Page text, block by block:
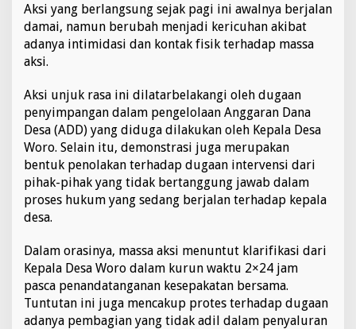
s
w
a
n
P
m
u
d
a
D
e
W
o
r
o
B
e
Aksi yang berlangsung sejak pagi ini awalnya berjalan
damai, namun berubah menjadi kericuhan akibat
adanya intimidasi dan kontak fisik terhadap massa
aksi.
Aksi unjuk rasa ini dilatarbelakangi oleh dugaan
penyimpangan dalam pengelolaan Anggaran Dana
Desa (ADD) yang diduga dilakukan oleh Kepala Desa
Woro. Selain itu, demonstrasi juga merupakan
bentuk penolakan terhadap dugaan intervensi dari
pihak-pihak yang tidak bertanggung jawab dalam
proses hukum yang sedang berjalan terhadap kepala
desa.
Dalam orasinya, massa aksi menuntut klarifikasi dari
Kepala Desa Woro dalam kurun waktu 2×24 jam
pasca penandatanganan kesepakatan bersama.
Tuntutan ini juga mencakup protes terhadap dugaan
adanya pembagian yang tidak adil dalam penyaluran